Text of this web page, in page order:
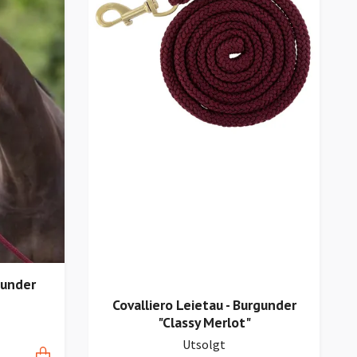
Covalliero Leietau - Burgunder
"Classy Merlot"
Utsolgt